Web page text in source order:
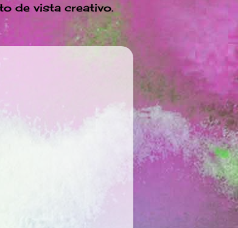
de vista creativo.